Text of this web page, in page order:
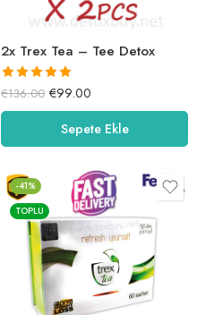
2x Trex Tea – Tee Detox
5 üzerinden
5.00oy aldı
€136.00 €99.00
Sepete Ekle
-41%
TOPLU